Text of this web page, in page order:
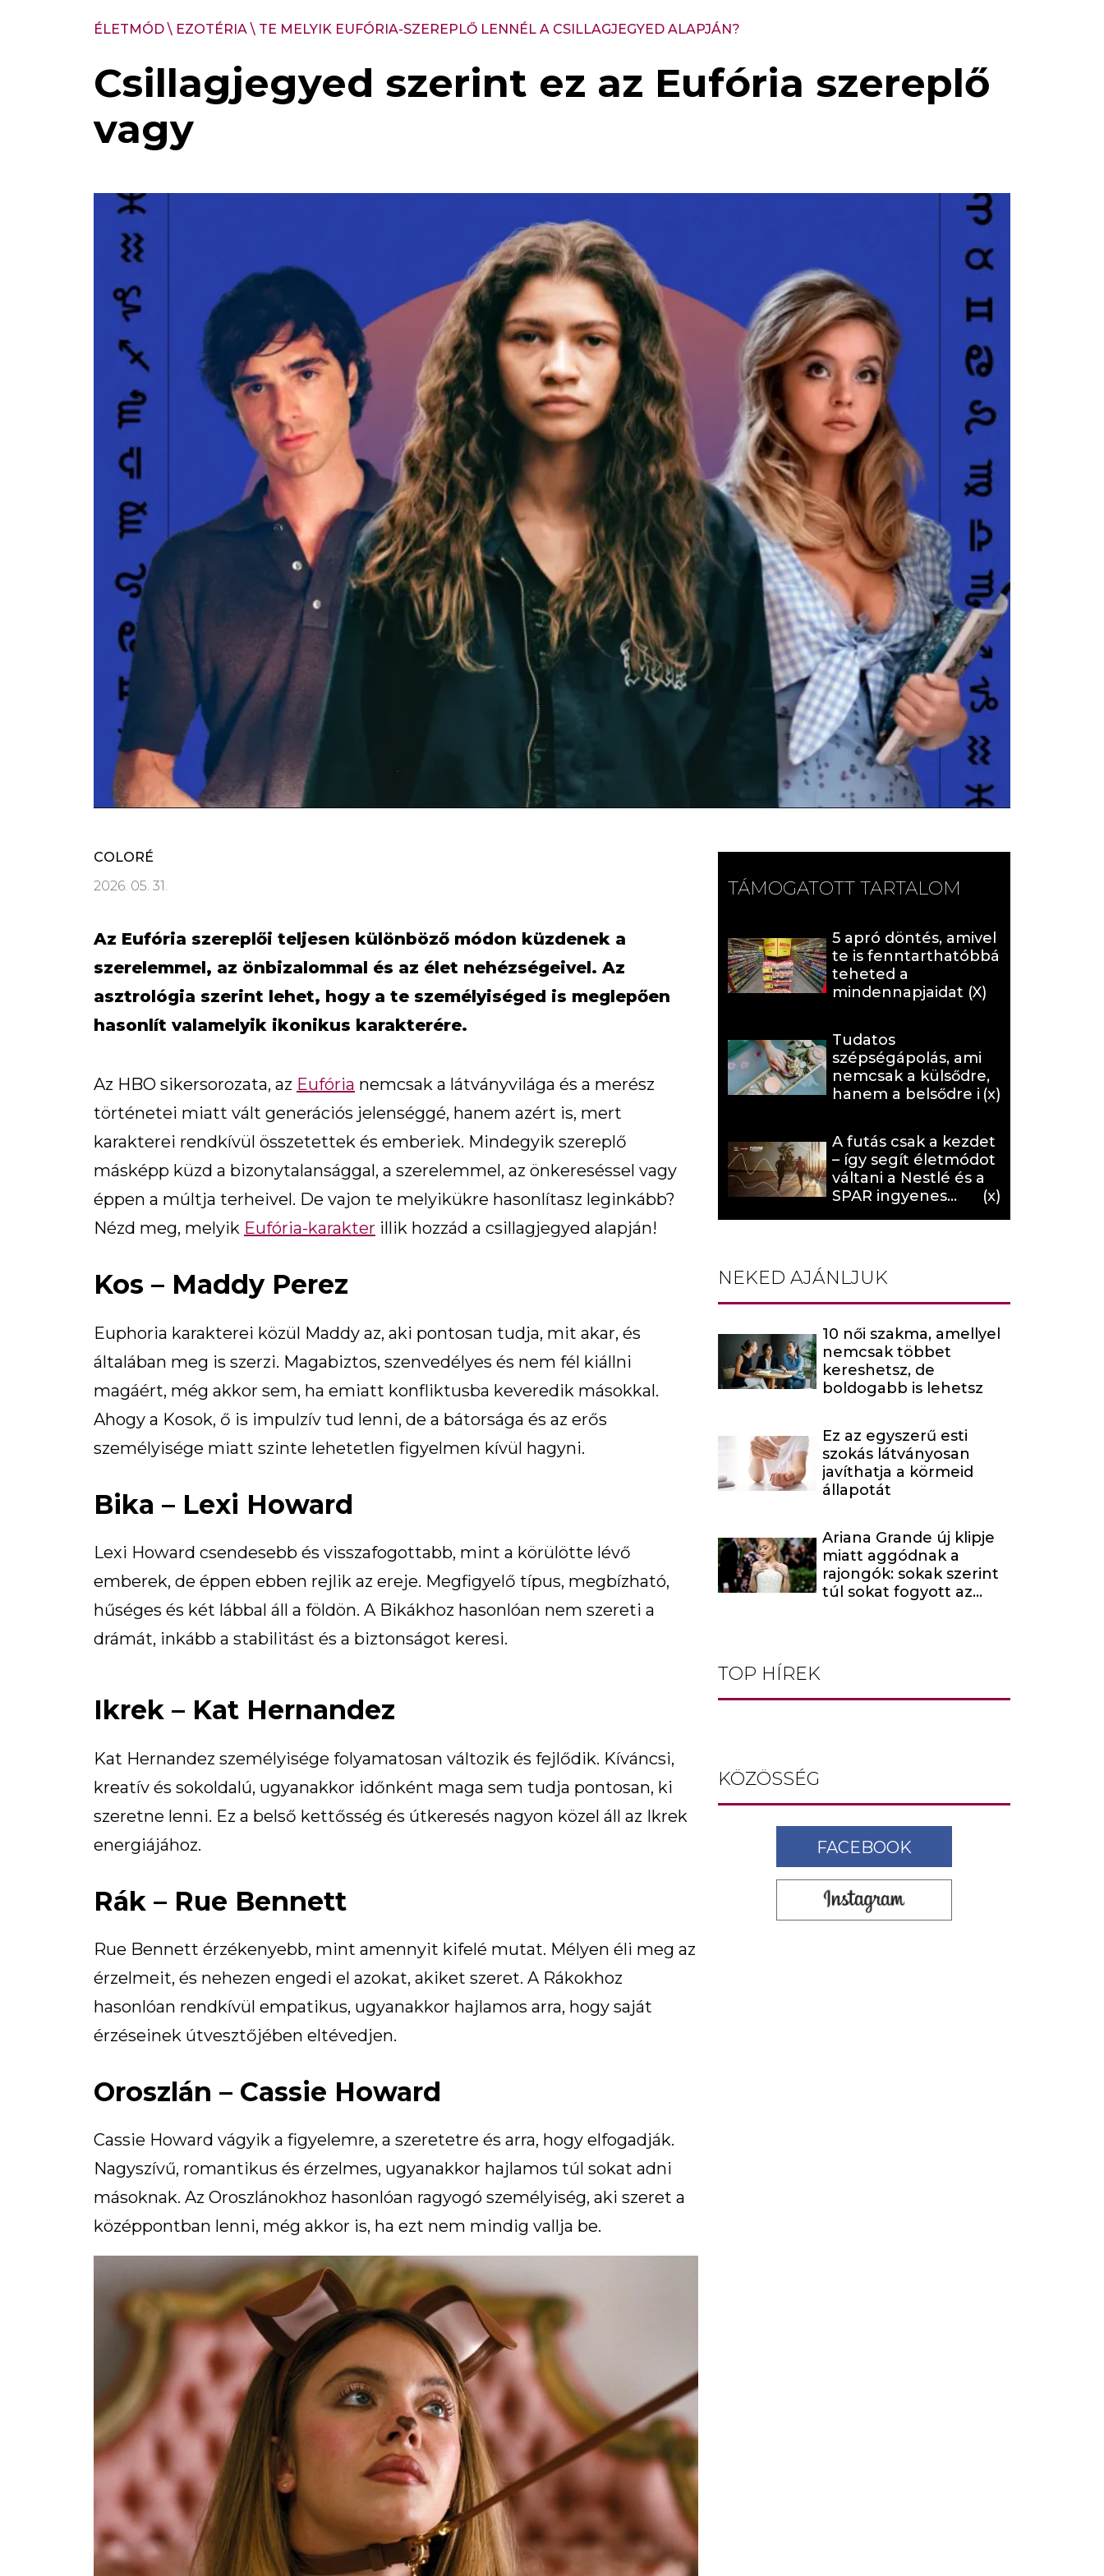
ÉLETMÓD\ EZOTÉRIA\ TE MELYIK EUFÓRIA-SZEREPLŐ LENNÉL A CSILLAGJEGYED ALAPJÁN?
Csillagjegyed szerint ez az Eufória szereplő
vagy
COLORÉ
2026. 05. 31.
Az Eufória szereplői teljesen különböző módon küzdenek a
szerelemmel, az önbizalommal és az élet nehézségeivel. Az
asztrológia szerint lehet, hogy a te személyiséged is meglepően
hasonlít valamelyik ikonikus karakterére.
Az HBO sikersorozata, az Eufória nemcsak a látványvilága és a merész
történetei miatt vált generációs jelenséggé, hanem azért is, mert
karakterei rendkívül összetettek és emberiek. Mindegyik szereplő
másképp küzd a bizonytalansággal, a szerelemmel, az önkereséssel vagy
éppen a múltja terheivel. De vajon te melyikükre hasonlítasz leginkább?
Nézd meg, melyik Eufória-karakter illik hozzád a csillagjegyed alapján!
Kos – Maddy Perez
Euphoria karakterei közül Maddy az, aki pontosan tudja, mit akar, és
általában meg is szerzi. Magabiztos, szenvedélyes és nem fél kiállni
magáért, még akkor sem, ha emiatt konfliktusba keveredik másokkal.
Ahogy a Kosok, ő is impulzív tud lenni, de a bátorsága és az erős
személyisége miatt szinte lehetetlen figyelmen kívül hagyni.
Bika – Lexi Howard
Lexi Howard csendesebb és visszafogottabb, mint a körülötte lévő
emberek, de éppen ebben rejlik az ereje. Megfigyelő típus, megbízható,
hűséges és két lábbal áll a földön. A Bikákhoz hasonlóan nem szereti a
drámát, inkább a stabilitást és a biztonságot keresi.
Ikrek – Kat Hernandez
Kat Hernandez személyisége folyamatosan változik és fejlődik. Kíváncsi,
kreatív és sokoldalú, ugyanakkor időnként maga sem tudja pontosan, ki
szeretne lenni. Ez a belső kettősség és útkeresés nagyon közel áll az Ikrek
energiájához.
Rák – Rue Bennett
Rue Bennett érzékenyebb, mint amennyit kifelé mutat. Mélyen éli meg az
érzelmeit, és nehezen engedi el azokat, akiket szeret. A Rákokhoz
hasonlóan rendkívül empatikus, ugyanakkor hajlamos arra, hogy saját
érzéseinek útvesztőjében eltévedjen.
Oroszlán – Cassie Howard
Cassie Howard vágyik a figyelemre, a szeretetre és arra, hogy elfogadják.
Nagyszívű, romantikus és érzelmes, ugyanakkor hajlamos túl sokat adni
másoknak. Az Oroszlánokhoz hasonlóan ragyogó személyiség, aki szeret a
középpontban lenni, még akkor is, ha ezt nem mindig vallja be.
TÁMOGATOTT TARTALOM
5 apró döntés, amivel
te is fenntarthatóbbá
teheted a
mindennapjaidat (X)
Tudatos
szépségápolás, ami
nemcsak a külsődre,
hanem a belsődre is
A futás csak a kezdet
– így segít életmódot
váltani a Nestlé és a
SPAR ingyenes
NEKED AJÁNLJUK
10 női szakma, amellyel
nemcsak többet
kereshetsz, de
boldogabb is lehetsz
Ez az egyszerű esti
szokás látványosan
javíthatja a körmeid
állapotát
Ariana Grande új klipje
miatt aggódnak a
rajongók: sokak szerint
túl sokat fogyott az
TOP HÍREK
KÖZÖSSÉG
FACEBOOK